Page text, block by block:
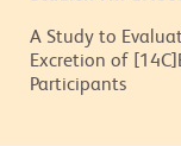
A Study to
Excretion of
Participants